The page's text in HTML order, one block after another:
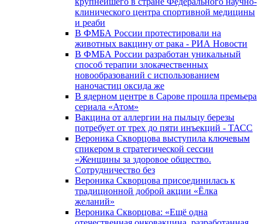
клинического центра спортивной медицины
и реаби
В ФМБА России протестировали на
животных вакцину от рака - РИА Новости
В ФМБА России разработан уникальный
способ терапии злокачественных
новообразований с использованием
наночастиц оксида же
В ядерном центре в Сарове прошла премьера
сериала «Атом»
Вакцина от аллергии на пыльцу березы
потребует от трех до пяти инъекций - ТАСС
Вероника Скворцова выступила ключевым
спикером в стратегической сессии
«Женщины за здоровое общество.
Сотрудничество без
Вероника Скворцова присоединилась к
традиционной доброй акции «Ёлка
желаний»
Вероника Скворцова: «Ещё одна